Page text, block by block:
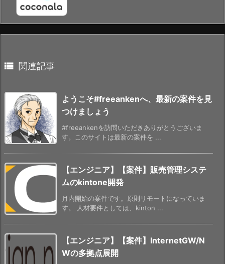
 関連記事
ようこそ#freeankenへ、最新の案件を見
つけましょう
#freeankenを訪問いただきありがとうございま
す。このサイトは最新の案件を ...
【エンジニア】【案件】販売管理システ
ムのkintone開発
月内開始の案件です。原則リモートになっていま
す。 人材要件としては、kinton ...
【エンジニア】【案件】InternetGW/N
Wの多拠点展開